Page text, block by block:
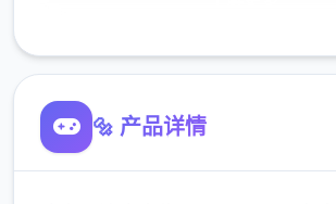
🔩 产品详情